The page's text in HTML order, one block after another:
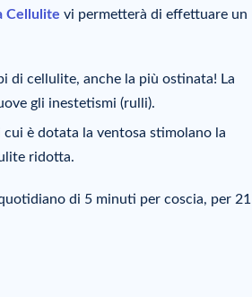
Cellulite vi permetterà di effettuare un
cellulite, anche la più ostinata! La
gli inestetismi (rulli).
è dotata la ventosa stimolano la
ridotta.
di 5 minuti per coscia, per 21